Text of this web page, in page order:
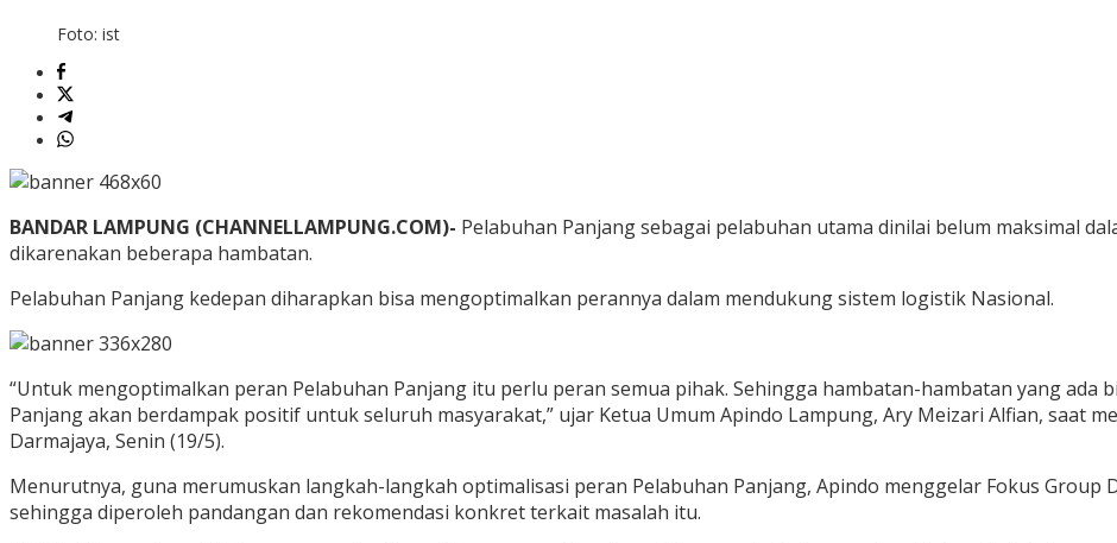
Foto: ist
BANDAR LAMPUNG (CHANNELLAMPUNG.COM)- Pelabuhan Panjang sebagai pelabuhan utama dinilai belum maksimal
dikarenakan beberapa hambatan.
Pelabuhan Panjang kedepan diharapkan bisa mengoptimalkan perannya dalam mendukung sistem logistik Nasional.
“Untuk mengoptimalkan peran Pelabuhan Panjang itu perlu peran semua pihak. Sehingga hambatan-hambatan yang ada
Panjang akan berdampak positif untuk seluruh masyarakat,” ujar Ketua Umum Apindo Lampung, Ary Meizari Alfian, saat
Darmajaya, Senin (19/5).
Menurutnya, guna merumuskan langkah-langkah optimalisasi peran Pelabuhan Panjang, Apindo menggelar Fokus Group
sehingga diperoleh pandangan dan rekomendasi konkret terkait masalah itu.